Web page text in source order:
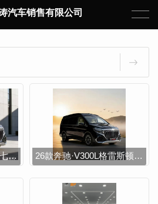
汽车销售有限公司
26款奔驰·V300L高顶版七座商务车 26款奔驰·V300L格雷斯顿高顶版七座商务车